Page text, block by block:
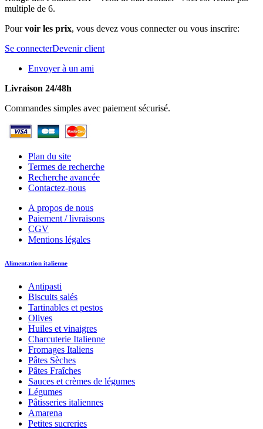
multiple de 6.
Pourvoir les prix, vous devez vous connecter ou vous inscrire:
Se connecterDevenir client
Envoyer à un ami
Livraison 24/48h
Commandes simples avec paiement sécurisé.
Plan du site
Termes de recherche
Recherche avancée
Contactez-nous
A propos de nous
Paiement / livraisons
CGV
Mentions légales
Alimentation italienne
Antipasti
Biscuits salés
Tartinables et pestos
Olives
Huiles et vinaigres
Charcuterie Italienne
Fromages Italiens
Pâtes Sèches
Pâtes Fraîches
Sauces et crèmes de légumes
Légumes
Pâtisseries italiennes
Amarena
Petites sucreries